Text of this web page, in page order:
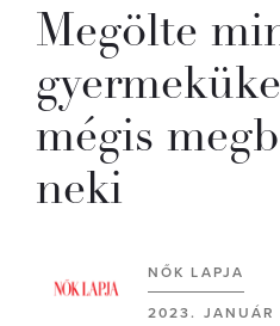
Megölte
mégis
neki
NŐK LAPJA
2023. JANUÁR